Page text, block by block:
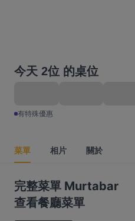
今天 2位 的桌位
有特殊優惠
菜單 相片 關於
完整菜單 Murtabar
查看餐廳菜單